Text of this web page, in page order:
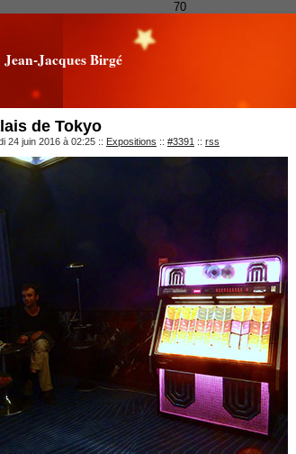
70
Jean-Jacques Birgé
de Tokyo
24 juin 2016 à 02:25 :: Expositions :: #3391 :: rss